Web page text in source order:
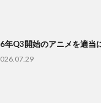
年Q3開始のアニメを適当